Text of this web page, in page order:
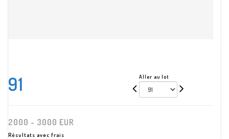
91 Aller au lot
2000 - 3000 EUR
Résultats avec frais